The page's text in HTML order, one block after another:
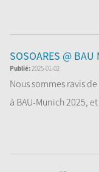
SOSOARES @ BAU
Publié:2025-01-02
Nous sommes ravis
à BAU-Munich 2025,